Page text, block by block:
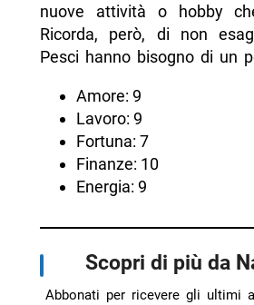
nuove attività o hobby
Ricorda, però, di non
Pesci hanno bisogno di un
Amore: 9
Lavoro: 9
Fortuna: 7
Finanze: 10
Energia: 9
Scopri di più da
Abbonati per ricevere gli ultimi